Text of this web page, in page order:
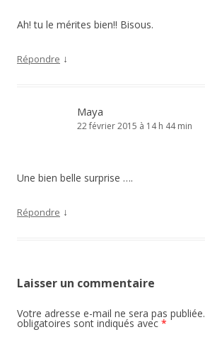
Ah! tu le mérites bien!! Bisous.
Répondre ↓
Maya
22 février 2015 à 14 h 44 min
Une bien belle surprise ….
Répondre ↓
Laisser un commentaire
Votre adresse e-mail ne sera pas publiée.
obligatoires sont indiqués avec *